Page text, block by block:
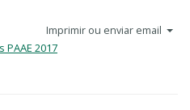
Imprimir ou enviar email
2017